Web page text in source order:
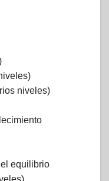
niveles)
equilibrio